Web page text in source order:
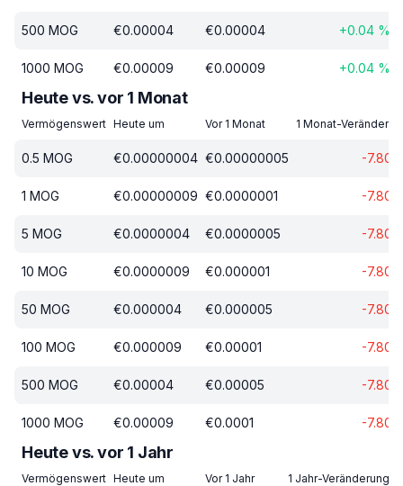
500 MOG €0.00004 €0.00004 +0.04 %
1000 MOG €0.00009 €0.00009 +0.04 %
Heute vs. vor 1 Monat
Vermögenswert Heute um Vor 1 Monat 1 Monat-
0.5 MOG €0.00000004 €0.00000005 -7.80
1 MOG €0.00000009 €0.0000001 -7.80
5 MOG €0.0000004 €0.0000005 -7.80
10 MOG €0.0000009 €0.000001 -7.80
50 MOG €0.000004 €0.000005 -7.80
100 MOG €0.000009 €0.00001 -7.80
500 MOG €0.00004 €0.00005 -7.80
1000 MOG €0.00009 €0.0001 -7.80
Heute vs. vor 1 Jahr
Vermögenswert Heute um Vor 1 Jahr 1 Jahr-Veränderung